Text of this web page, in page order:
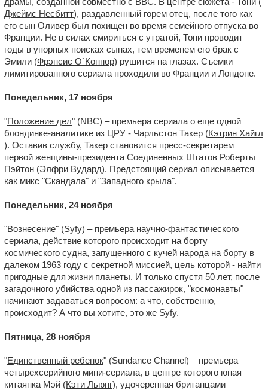
Джеймс Несбитт), раздавленный горем отец, после того как
его сын Оливер был похищен во время семейного отпуска во
Франции. Не в силах смириться с утратой, Тони проводит
годы в упорных поисках сынах, тем временем его брак с
Эмили (Фрэнсис О`Коннор) рушится на глазах. Съемки
лимитированного сериала проходили во Франции и Лондоне.
Понедельник, 17 ноября
"Положение дел" (NBC) – премьера сериала о еще одной
блондинке-аналитике из ЦРУ - Чарльстон Такер (Кэтрин Хайгл
). Оставив службу, Такер становится пресс-секретарем
первой женщины-президента Соединенных Штатов Роберты
Пэйтон (Элфри Вудард). Предстоящий сериал описывается
как микс "Скандала" и "Западного крыла".
Понедельник, 24 ноября
"Вознесение" (Syfy) – премьера научно-фантастического
сериала, действие которого происходит на борту
космического судна, запущенного с кучей народа на борту в
далеком 1963 году с секретной миссией, цель которой - найти
пригодные для жизни планеты. И только спустя 50 лет, после
загадочного убийства одной из пассажирок, "космонавты"
начинают задаваться вопросом: а что, собственно,
происходит? А что вы хотите, это же Syfy.
Пятница, 28 ноября
"Единственный ребенок" (Sundance Channel) – премьера
четырехсерийного мини-сериала, в центре которого юная
китаянка Мэй (Кэти Льюнг), удочеренная британцами